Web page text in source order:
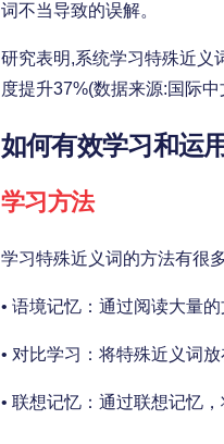
词不当导致的误解。
研究表明,系统学习特殊近义
度提升37%(数据来源:国际中
如何有效学习和运
学习方法
学习特殊近义词的方法有很
• 语境记忆：通过阅读大量
• 对比学习：将特殊近义词
• 联想记忆：通过联想记忆